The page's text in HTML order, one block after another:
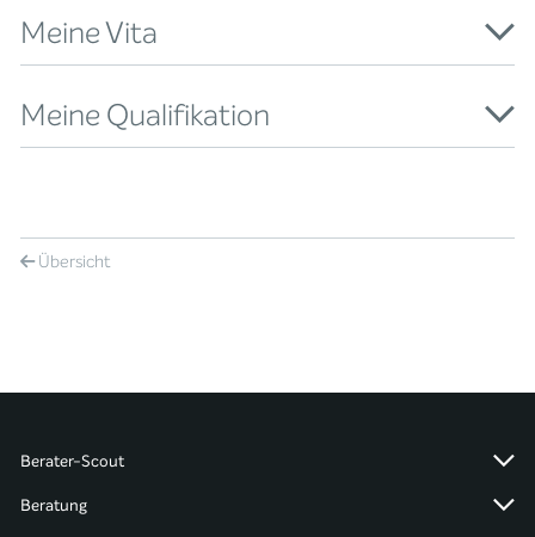
Meine Vita
Meine Qualifikation
Übersicht
Berater-Scout
Beratung